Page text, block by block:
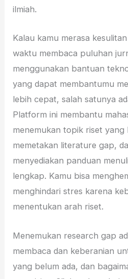
ilmiah.
Kalau kamu merasa
waktu membaca puluhan
menggunakan bantuan
yang dapat membantumu
lebih cepat, salah satunya
Platform ini membantu
menemukan topik riset
memetakan literature gap,
menyediakan panduan
lengkap. Kamu bisa
menghindari stres karena
menentukan arah riset.
Menemukan research gap
membaca dan keberanian
yang belum ada, dan